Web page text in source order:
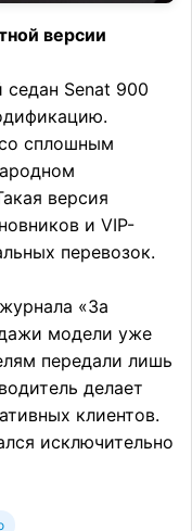
версии
седан Senat 900
сплошным
версия
и VIP-
перевозок.
«За
модели уже
передали лишь
делает
клиентов.
исключительно